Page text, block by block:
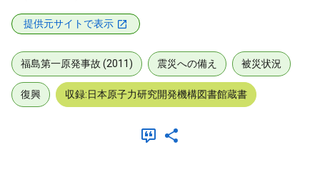
提供元サイトで表示
福島第一原発事故 (2011) 震災への備え 被災状況
復興 収録:日本原子力研究開発機構図書館蔵書